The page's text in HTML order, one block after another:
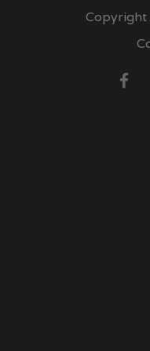
Copyright